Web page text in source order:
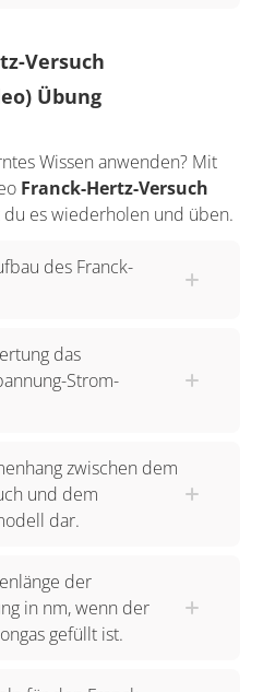
Aufgabe. Hier soll
werden und der
hauptsächlich aus einem
ein Gas mit sehr
.
also braucht man eine
Glühwendel
und wird
beschleunigt. Dafür liegt
eine regelbare
Versuch
Übung
Wissen anwenden? Mit
Franck-Hertz-Versuch
du es wiederholen und üben.
des Franck-
das
Strom-
zwischen dem
und dem
dar.
der
in nm, wenn der
gefüllt ist.